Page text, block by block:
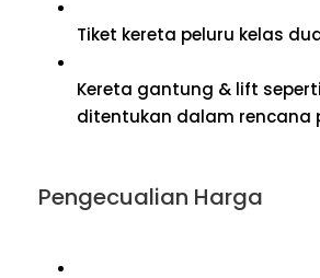
Tiket kereta peluru kelas
Kereta gantung & lift
ditentukan dalam rencana
Pengecualian Harga